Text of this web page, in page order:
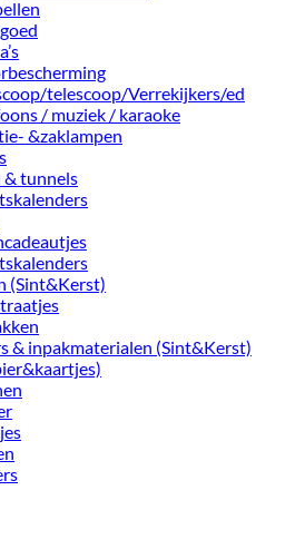
telescoop/Verrekijkers/ed
/ muziek / karaoke
&zaklampen
& tunnels
(Sint&Kerst)
& inpakmaterialen (Sint&Kerst)